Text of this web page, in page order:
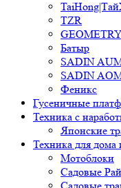
TZR
Батыр
SADIN
SADIN
Феникс
Гусеничные
Техника с
Японские
Техника для дома
Мотоблоки
Садовые